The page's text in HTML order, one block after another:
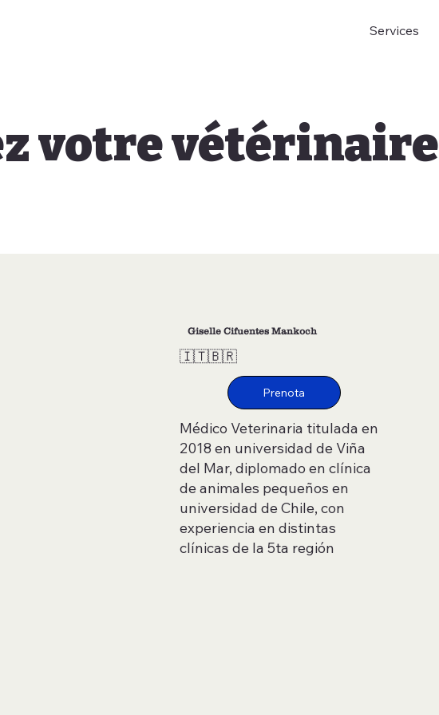
Services
Giselle Cifuentes Mankoch
🇮🇹🇧🇷
Médico Veterinaria titulada en
2018 en universidad de Viña
del Mar, diplomado en clínica
de animales pequeños en
universidad de Chile, con
experiencia en distintas
clínicas de la 5ta región
votre vétérinaire